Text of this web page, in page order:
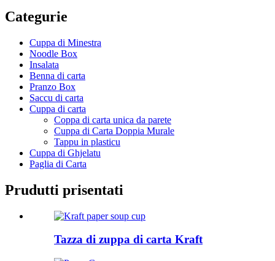
Categurie
Cuppa di Minestra
Noodle Box
Insalata
Benna di carta
Pranzo Box
Saccu di carta
Cuppa di carta
Coppa di carta unica da parete
Cuppa di Carta Doppia Murale
Tappu in plasticu
Cuppa di Ghjelatu
Paglia di Carta
Prudutti prisentati
Tazza di zuppa di carta Kraft